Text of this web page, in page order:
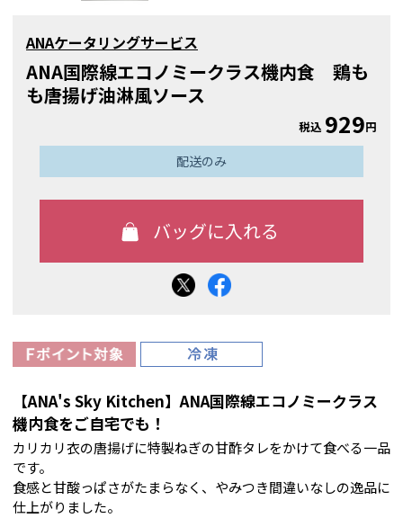
ANAケータリングサービス
ANA国際線エコノミークラス機内食 鶏も
も唐揚げ油淋風ソース
税込 929円
配送のみ
【ANA's Sky Kitchen】ANA国際線エコノミークラス
機内食をご自宅でも！
カリカリ衣の唐揚げに特製ねぎの甘酢タレをかけて食べる一品
です。
食感と甘酸っぱさがたまらなく、やみつき間違いなしの逸品に
仕上がりました。